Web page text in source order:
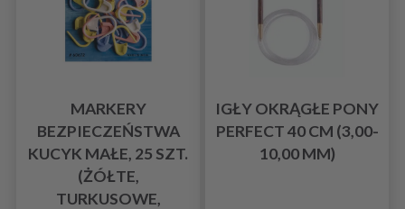
MARKERY
BEZPIECZEŃSTWA
KUCYK MAŁE, 25 SZT.
(ŻÓŁTE,
TURKUSOWE,
IGŁY OKRĄGŁE PONY
PERFECT 40 CM (3,00-
10,00 MM)